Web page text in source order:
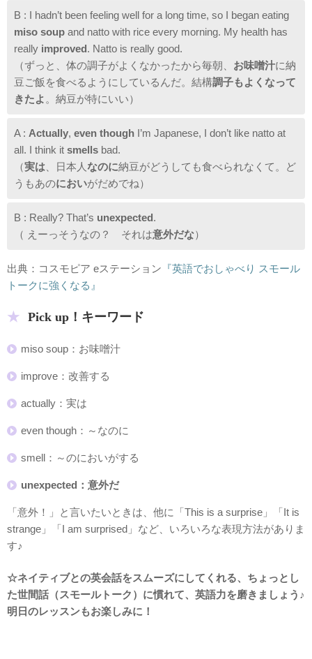
B : I hadn’t been feeling well for a long time, so I began eating
miso soup and natto with rice every morning. My health has
really improved. Natto is really good.
（ずっと、体の調子がよくなかったから毎朝、 お味噌汁に納
豆ご飯を食べるようにしているんだ。結構調子もよくなって
きたよ 。納豆が特にいい）
A : Actually, even though I’m Japanese, I don’t like natto at
all. I think it smells bad.
（実は 、日本人 なのに納豆がどうしても食べられなくて。ど
うもあのにおいがだめでね）
B : Really? That’s unexpected.
（ えーっそうなの？ それは意外だな）
出典：コスモピア eステーション 『英語でおしゃべり スモール
トークに強くなる』
Pick up！キーワード
miso soup：お味噌汁
improve：改善する
actually：実は
even though：～なのに
smell：～のにおいがする
unexpected：意外だ
「意外！」と言いたいときは、他に「This is a surprise」「It is
strange」「I am surprised」など、いろいろな表現方法がありま
す♪
☆ネイティブとの英会話をスムーズにしてくれる、ちょっとし
た世間話（スモールトーク）に慣れて、英語力を磨きましょう♪
明日のレッスンもお楽しみに！